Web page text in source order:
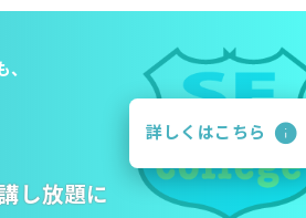
し放題に
詳しくはこちら